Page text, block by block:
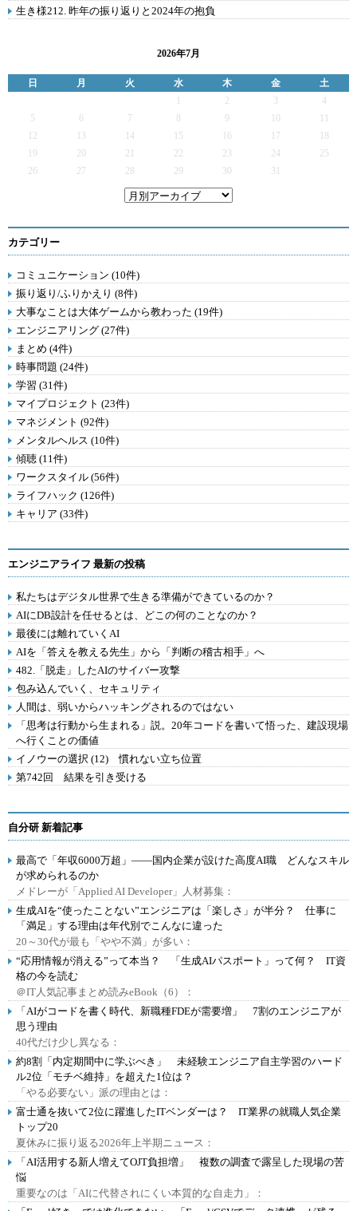
生き様212. 昨年の振り返りと2024年の抱負
2026年7月
日 月 火 水 木 金
土
2 3
4
5
6 7 9
12
13 14 15 16 17
19
20 21 22 23 24
25
26
27 28 29 30 31
カテゴリー
コミュニケーション (10件)
振り返り/ふりかえり (8件)
大事なことは大体ゲームから教わった (19件)
エンジニアリング (27件)
まとめ (4件)
時事問題 (24件)
学習 (31件)
マイプロジェクト (23件)
マネジメント (92件)
メンタルヘルス (10件)
傾聴 (11件)
ワークスタイル (56件)
ライフハック (126件)
キャリア (33件)
エンジニアライフ 最新の投稿
私たちはデジタル世界で生きる準備ができているのか？
AIにDB設計を任せるとは、どこの何のことなのか？
最後には離れていくAI
AIを「答えを教える先生」から「判断の稽古相手」へ
482.「脱走」したAIのサイバー攻撃
包み込んでいく、セキュリティ
人間は、弱いからハッキングされるのではない
「思考は行動から生まれる」説。20年コードを書いて悟った、建設現場
へ行くことの価値
イノウーの選択 (12) 慣れない立ち位置
第742回 結果を引き受ける
自分研 新着記事
最高で「年収6000万超」――国内企業が設けた高度AI職 どんなスキル
が求められるのか
メドレーが「Applied AI Developer」人材募集：
生成AIを“使ったことない”エンジニアは「楽しさ」が半分？ 仕事に
「満足」する理由は年代別でこんなに違った
20～30代が最も「やや不満」が多い：
“応用情報が消える”って本当？ 「生成AIパスポート」って何？ IT資
格の今を読む
＠IT人気記事まとめ読みeBook（6）：
「AIがコードを書く時代、新職種FDEが需要増」 7割のエンジニアが
思う理由
40代だけ少し異なる：
約8割「内定期間中に学ぶべき」 未経験エンジニア自主学習のハード
ル2位「モチベ維持」を超えた1位は？
「やる必要ない」派の理由とは：
富士通を抜いて2位に躍進したITベンダーは？ IT業界の就職人気企業
トップ20
夏休みに振り返る2026年上半期ニュース：
「AI活用する新人増えてOJT負担増」 複数の調査で露呈した現場の苦
悩
重要なのは「AIに代替されにくい本質的な自走力」：